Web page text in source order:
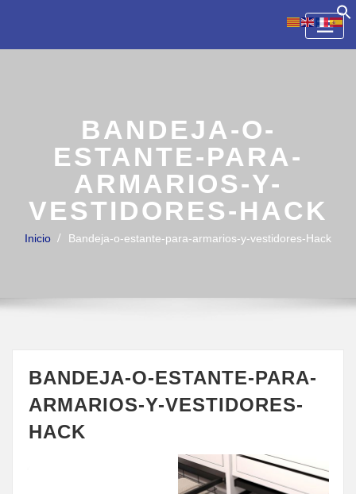
content
BANDEJA-O-
ESTANTE-PARA-
ARMARIOS-Y-
VESTIDORES-HACK
Inicio Bandeja-o-estante-para-armarios-y-vestidores-Hack
BANDEJA-O-ESTANTE-PARA-
ARMARIOS-Y-VESTIDORES-
HACK